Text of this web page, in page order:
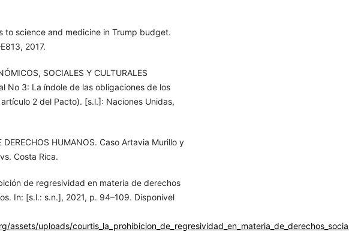
to science and medicine in Trump budget.
2017.
SOCIALES Y CULTURALES
No 3: La índole de las obligaciones de los
2 del Pacto). [s.l.]: Naciones Unidas,
DERECHOS HUMANOS. Caso Artavia Murillo y
Costa Rica.
de regresividad en materia de derechos
In: [s.l.: s.n.], 2021, p. 94–109. Disponível
assets/uploads/